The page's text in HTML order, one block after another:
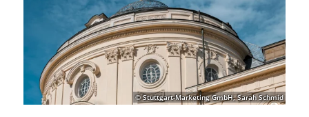
© Stuttgart-Marketing GmbH, Sarah Schmid